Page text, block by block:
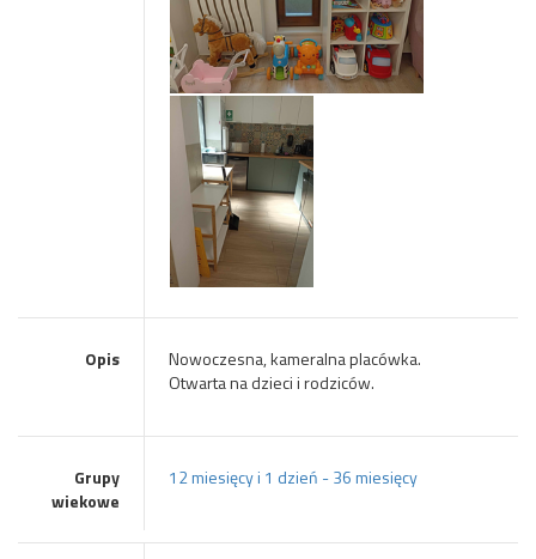
Opis
Nowoczesna, kameralna placówka.
Otwarta na dzieci i rodziców.
Grupy
wiekowe
12 miesięcy i 1 dzień - 36 miesięcy